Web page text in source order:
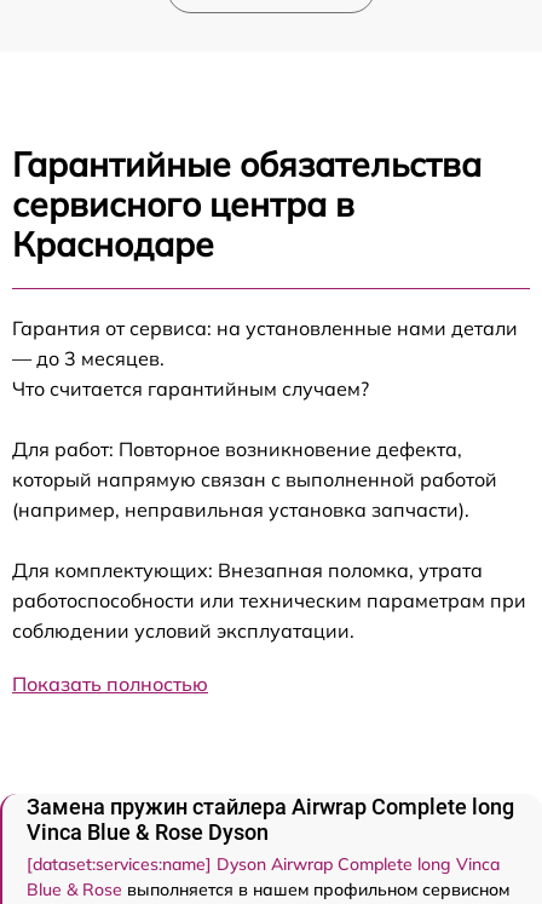
Гарантийные обязательства
сервисного центра в
Краснодаре
Гарантия от сервиса: на установленные нами детали
— до 3 месяцев.
Что считается гарантийным случаем?
Для работ: Повторное возникновение дефекта,
который напрямую связан с выполненной работой
(например, неправильная установка запчасти).
Для комплектующих: Внезапная поломка, утрата
работоспособности или техническим параметрам при
соблюдении условий эксплуатации.
Показать полностью
Замена пружин стайлера Airwrap Complete long
Vinca Blue & Rose Dyson
[dataset:services:name] Dyson Airwrap Complete long Vinca
Blue & Rose выполняется в нашем профильном сервисном